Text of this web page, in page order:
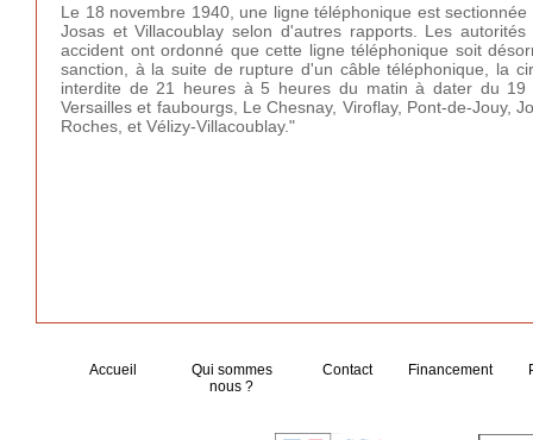
Le 18 novembre 1940, une ligne téléphonique est
Josas et Villacoublay selon d'autres rapports. Les
accident ont ordonné que cette ligne téléphonique soit
sanction, à la suite de rupture d'un câble téléphonique, la
interdite de 21 heures à 5 heures du matin à dater du
Versailles et faubourgs, Le Chesnay, Viroflay, Pont-de-Jouy,
Roches, et Vélizy-Villacoublay."
Accueil
Qui sommes
nous ?
Contact Financement